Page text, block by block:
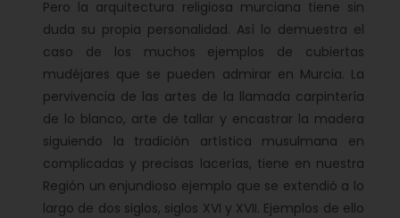
Pero la arquitectura religiosa murciana tiene sin
duda su propia personalidad. Así lo demuestra el
caso de los muchos ejemplos de cubiertas
mudéjares que se pueden admirar en Murcia. La
pervivencia de las artes de la llamada carpintería
de lo blanco, arte de tallar y encastrar la madera
siguiendo la tradición artística musulmana en
complicadas y precisas lacerías, tiene en nuestra
Región un enjundioso ejemplo que se extendió a lo
largo de dos siglos, siglos XVI y XVII. Ejemplos de ello